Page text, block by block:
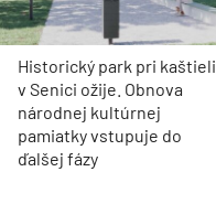
Historický park pri kaštieli
v Senici ožije. Obnova
národnej kultúrnej
pamiatky vstupuje do
ďalšej fázy